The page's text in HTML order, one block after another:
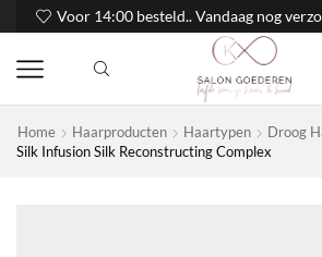
Voor 14:00 besteld.. Vandaag nog
Home Haarproducten Haartypen
Droog
Silk Infusion Silk Reconstructing Complex